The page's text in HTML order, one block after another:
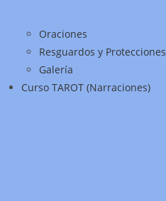
Oraciones
Resguardos y Protecciones
Galería
Curso TAROT (Narraciones)